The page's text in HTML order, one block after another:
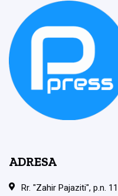
ADRESA
Rr. "Zahir Pajaziti", p.n.